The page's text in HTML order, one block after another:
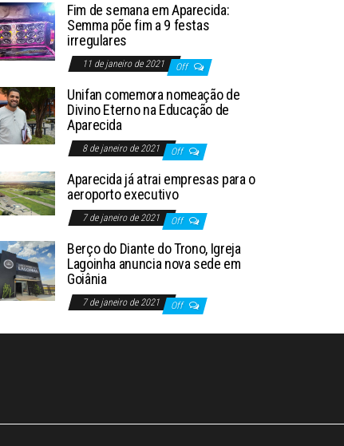
Fim de semana em Aparecida:
Semma põe fim a 9 festas
irregulares
11 de janeiro de 2021 Off
Unifan comemora nomeação de
Divino Eterno na Educação de
Aparecida
8 de janeiro de 2021 Off
Aparecida já atrai empresas para o
aeroporto executivo
7 de janeiro de 2021 Off
Berço do Diante do Trono, Igreja
Lagoinha anuncia nova sede em
Goiânia
7 de janeiro de 2021 Off